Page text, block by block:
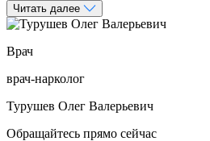
Читать далее
Врач
врач-нарколог
Турушев Олег Валерьевич
Обращайтесь прямо сейчас